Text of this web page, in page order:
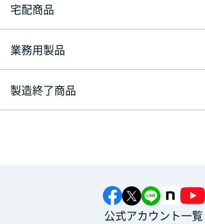
宅配商品
業務用製品
製造終了商品
公式アカウント一覧